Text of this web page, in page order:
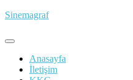
İçeriğe
Sinemagraf
Anasayfa
İletişim